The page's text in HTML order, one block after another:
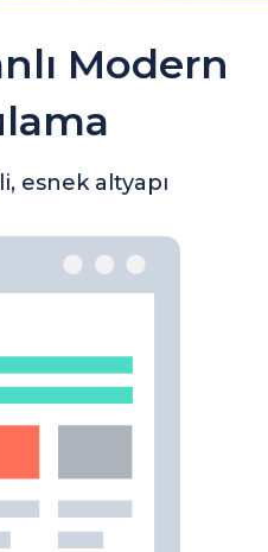
Modern
esnek altyapı